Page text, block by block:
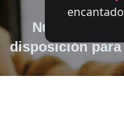
Nuestro
disposición